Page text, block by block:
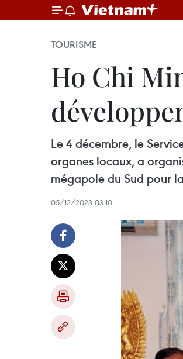
TOURISME
Ho Chi
Le 4 décembre, le
organes locaux, a
mégapole du Sud pour
05/12/2023 03:10